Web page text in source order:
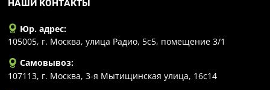
НАШИ КОНТАКТЫ
Юр. адрес:
105005, г. Москва, улица Радио, 5с5, помещение 3/1
Самовывоз:
107113, г. Москва, 3-я Мытищинская улица, 16с14